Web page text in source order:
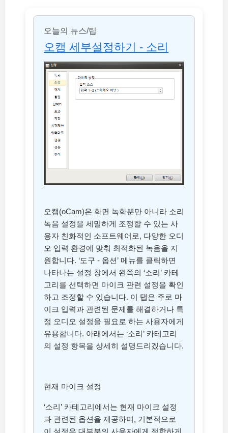
오늘의 뉴스/팁
오캠 세부설정하기 - 소리
오캠(oCam)은 화면 녹화뿐만 아니라 소리
녹음 설정을 세밀하게 조정할 수 있는 사
용자 친화적인 소프트웨어로, 다양한 오디
오 입력 환경에 맞춰 최적화된 녹음을 지
원합니다. ‘도구 - 옵션’ 메뉴를 클릭하면
나타나는 설정 창에서 왼쪽의 ‘소리’ 카테
고리를 선택하면 마이크 관련 설정을 확인
하고 조정할 수 있습니다. 이 탭은 주로 마
이크 입력과 관련된 문제를 해결하거나 특
정 오디오 설정을 필요로 하는 사용자에게
유용합니다. 아래에서는 ‘소리’ 카테고리
의 설정 항목을 상세히 설명드리겠습니다.
현재 마이크 설정
‘소리’ 카테고리에서는 현재 마이크 설정
과 관련된 옵션을 제공하며, 기본적으로
이 설정은 대부분의 사용자에게 적합하게